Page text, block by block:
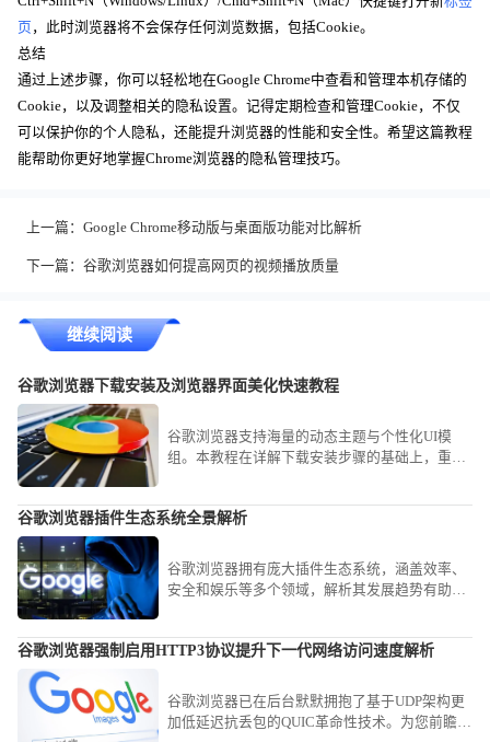
页 ，此时浏览器将不会保存任何浏览数据，包括Cookie。
总结
通过上述步骤，你可以轻松地在Google Chrome中查看和管理本机存储的
Cookie，以及调整相关的隐私设置。记得定期检查和管理Cookie，不仅
可以保护你的个人隐私，还能提升浏览器的性能和安全性。希望这篇教程
能帮助你更好地掌握Chrome浏览器的隐私管理技巧。
上一篇： Google Chrome移动版与桌面版功能对比解析
下一篇： 谷歌浏览器如何提高网页的视频播放质量
继续阅读
谷歌浏览器下载安装及浏览器界面美化快速教程
谷歌浏览器支持海量的动态主题与个性化UI模
组。本教程在详解下载安装步骤的基础上，重点
调，为您打造一个既符合审美又极具手感的个性
谷歌浏览器插件生态系统全景解析
谷歌浏览器拥有庞大插件生态系统，涵盖效率、
安全和娱乐等多个领域，解析其发展趋势有助于
谷歌浏览器强制启用HTTP3协议提升下一代网络访问速度解析
谷歌浏览器已在后台默默拥抱了基于UDP架构更
加低延迟抗丢包的QUIC革命性技术。为您前瞻性